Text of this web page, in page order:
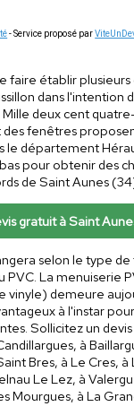
- Service proposé par
faire établir
dans l'intention
deux cent
des fenêtres
le département
pour obtenir des
de Saint Aunes
gratuit à Saint
selon le type
PVC. La menuiserie
vinyle) demeure
à l'instar
Sollicitez un
à
Bres, à Le Cres, à
Le Lez, à
Mourgues, à La